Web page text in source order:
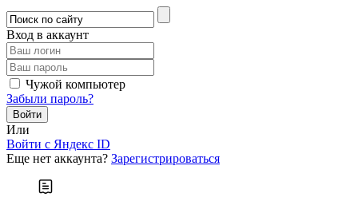
Вход в аккаунт
Чужой компьютер
Забыли пароль?
Или
Войти c Яндекс ID
Еще нет аккаунта? Зарегистрироваться